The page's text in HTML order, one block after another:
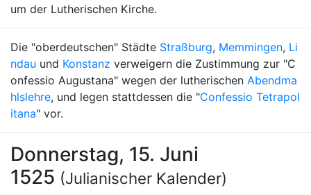
um der Lutherischen Kirche.
Die "oberdeutschen" Städte Straßburg, Memmingen, Li
ndau und Konstanz verweigern die Zustimmung zur "C
onfessio Augustana" wegen der lutherischen Abendma
hlslehre, und legen stattdessen die "Confessio Tetrapol
itana" vor.
Donnerstag, 15. Juni
1525 (Julianischer Kalender)